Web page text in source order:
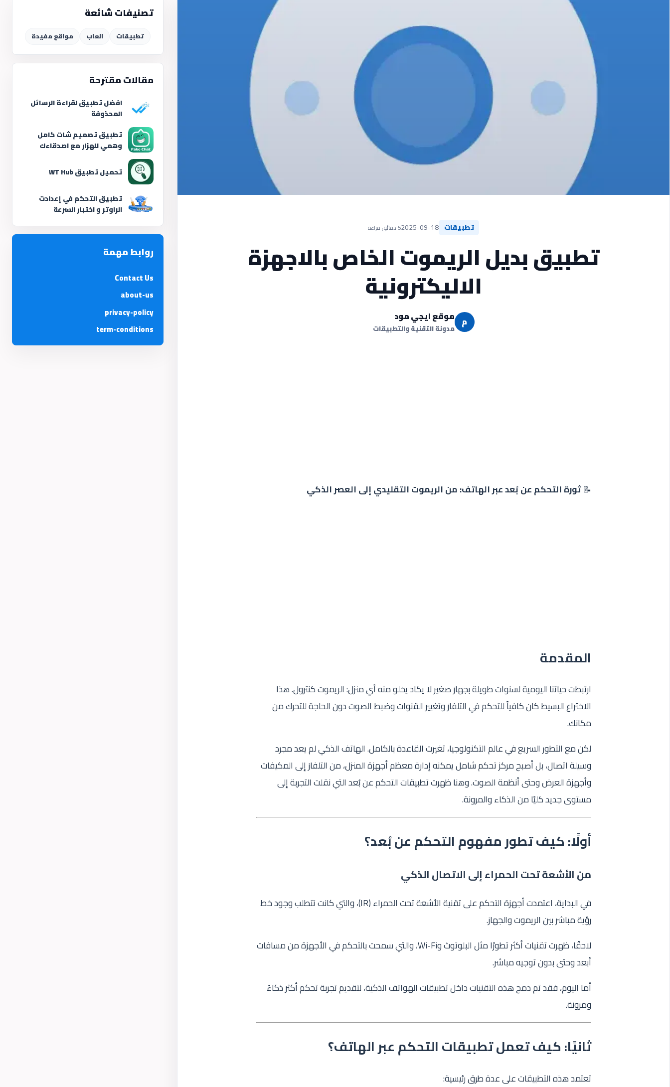
تصنيفات شائعة
تطبيقات العاب مواقع مفيدة
مقالات مقترحة
افضل تطبيق لقراءة الرسائل
المحذوفة
تطبيق تصميم شات كامل
وهمي للهزار مع اصدقاءك
تحميل تطبيق WT Hub
تطبيق التحكم في إعدادت
الراوتر و اختبار السرعة
روابط مهمة
Contact Us
about-us
privacy-policy
term-conditions
تطبيقات 2025-09-185 دقائق قراءة
تطبيق بديل الريموت الخاص بالاجهزة
الاليكترونية
م موقع ايجي مود
مدونة التقنية والتطبيقات
📝ثورة التحكم عن بُعد عبر الهاتف: من الريموت التقليدي إلى العصر الذكي
المقدمة
ارتبطت حياتنا اليومية لسنوات طويلة بجهاز صغير لا يكاد يخلو منه أي منزل: الريموت كنترول. هذا
الاختراع البسيط كان كافياً للتحكم في التلفاز وتغيير القنوات وضبط الصوت دون الحاجة للتحرك من
مكانك.
لكن مع التطور السريع في عالم التكنولوجيا، تغيرت القاعدة بالكامل. الهاتف الذكي لم يعد مجرد
وسيلة اتصال، بل أصبح مركز تحكم شامل يمكنه إدارة معظم أجهزة المنزل، من التلفاز إلى المكيفات
وأجهزة العرض وحتى أنظمة الصوت. وهنا ظهرت تطبيقات التحكم عن بُعد التي نقلت التجربة إلى
مستوى جديد كليًا من الذكاء والمرونة.
أولًا: كيف تطور مفهوم التحكم عن بُعد؟
من الأشعة تحت الحمراء إلى الاتصال الذكي
في البداية، اعتمدت أجهزة التحكم على تقنية الأشعة تحت الحمراء (IR)، والتي كانت تتطلب وجود خط
رؤية مباشر بين الريموت والجهاز.
لاحقًا، ظهرت تقنيات أكثر تطورًا مثل البلوتوث وWi-Fi، والتي سمحت بالتحكم في الأجهزة من مسافات
أبعد وحتى بدون توجيه مباشر.
أما اليوم، فقد تم دمج هذه التقنيات داخل تطبيقات الهواتف الذكية، لتقديم تجربة تحكم أكثر ذكاءً
ومرونة.
ثانيًا: كيف تعمل تطبيقات التحكم عبر الهاتف؟
تعتمد هذه التطبيقات على عدة طرق رئيسية: